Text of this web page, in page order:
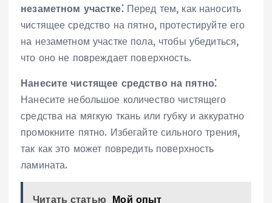
незаметном участке⁚Перед тем, как наносить
чистящее средство на пятно, протестируйте его
на незаметном участке пола, чтобы убедиться,
что оно не повреждает поверхность.
Нанесите чистящее средство на пятно⁚
Нанесите небольшое количество чистящего
средства на мягкую ткань или губку и аккуратно
промокните пятно. Избегайте сильного трения,
так как это может повредить поверхность
ламината.
Читать статью Мой опыт